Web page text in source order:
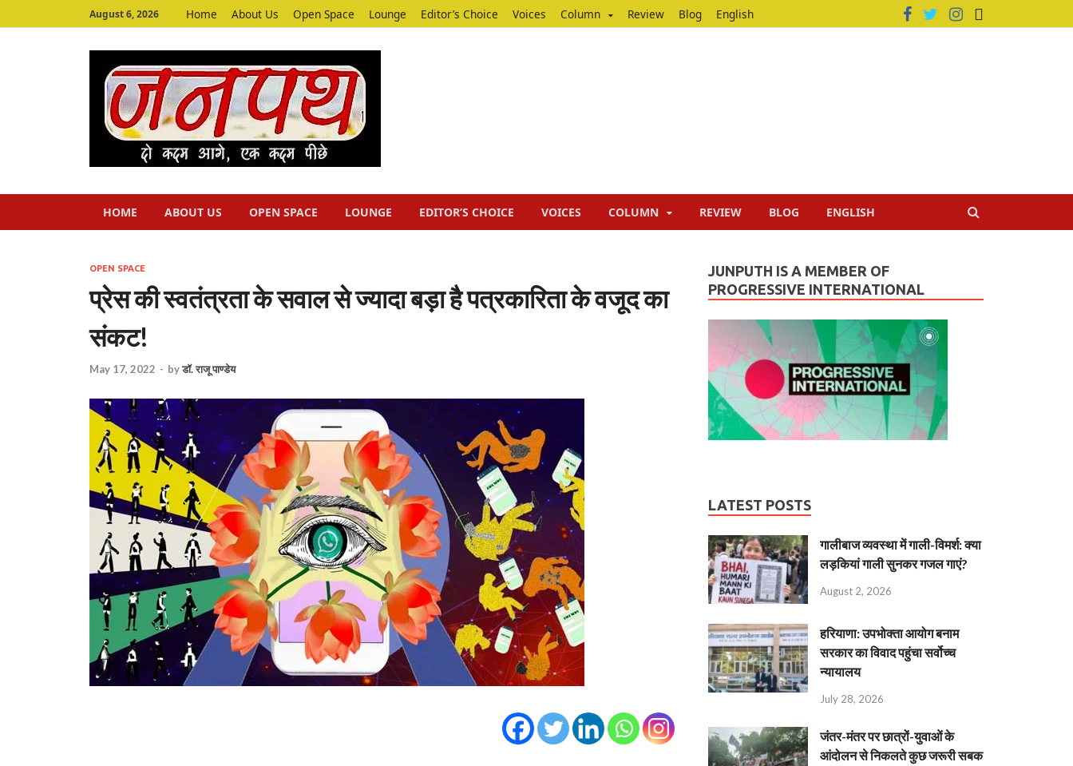
August 6, 2026 Home About Us Open Space Lounge Editor’s Choice Voices Column Review Blog English
HOME ABOUT US OPEN SPACE LOUNGE EDITOR’S CHOICE VOICES COLUMN REVIEW BLOG ENGLISH
OPEN SPACE
प्रेस की स्वतंत्रता के सवाल से ज्यादा बड़ा है पत्रकारिता के वजूद का
संकट!
May 17, 2022 - byडॉ. राजू पाण्डेय
JUNPUTH IS A MEMBER OF
PROGRESSIVE INTERNATIONAL
LATEST POSTS
गालीबाज व्‍यवस्‍था में गाली-विमर्श: क्या
लड़कियां गाली सुनकर गजल गाएं?
August 2, 2026
हरियाणा: उपभोक्ता आयोग बनाम
सरकार का विवाद पहुंचा सर्वोच्च
न्यायालय
July 28, 2026
जंतर-मंतर पर छात्रों-युवाओं के
आंदोलन से निकलते कुछ जरूरी सबक